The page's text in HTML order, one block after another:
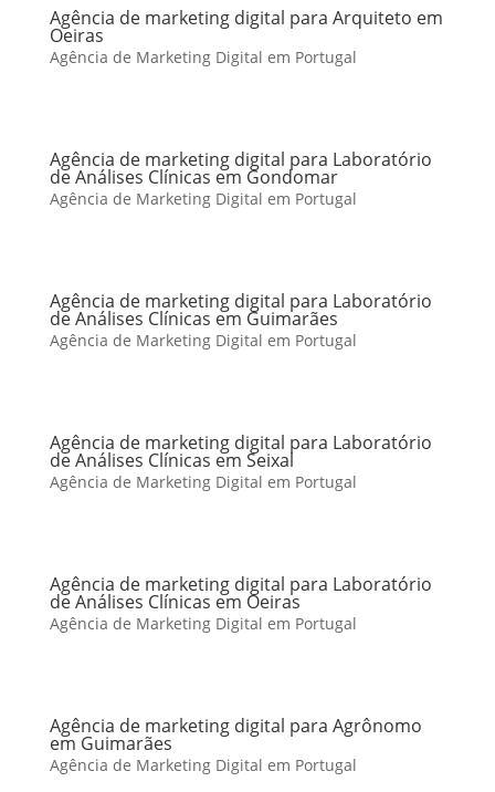
Agência de marketing digital para Arquiteto em
Oeiras
Agência de Marketing Digital em Portugal
Agência de marketing digital para Laboratório
de Análises Clínicas em Gondomar
Agência de Marketing Digital em Portugal
Agência de marketing digital para Laboratório
de Análises Clínicas em Guimarães
Agência de Marketing Digital em Portugal
Agência de marketing digital para Laboratório
de Análises Clínicas em Seixal
Agência de Marketing Digital em Portugal
Agência de marketing digital para Laboratório
de Análises Clínicas em Oeiras
Agência de Marketing Digital em Portugal
Agência de marketing digital para Agrônomo
em Guimarães
Agência de Marketing Digital em Portugal